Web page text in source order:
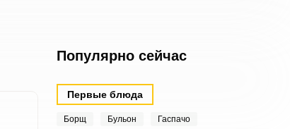
Популярно сейчас
Первые блюда
Борщ Бульон Гаспачо